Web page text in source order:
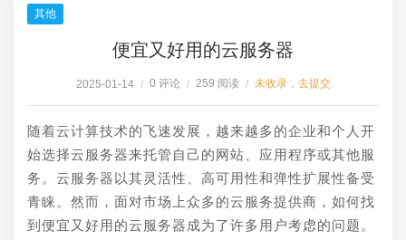
其他
便宜又好用的云服务器
2025-01-14 / 0 评论 / 259 阅读 / 未收录，去提交
随着云计算技术的飞速发展，越来越多的企业和个人开
始选择云服务器来托管自己的网站、应用程序或其他服
务。云服务器以其灵活性、高可用性和弹性扩展性备受
青睐。然而，面对市场上众多的云服务提供商，如何找
到便宜又好用的云服务器成为了许多用户考虑的问题。